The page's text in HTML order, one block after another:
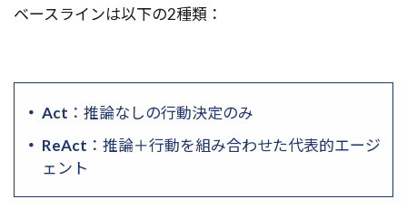
ベースラインは以下の2種類：
Act ：推論なしの行動決定のみ
ReAct ：推論＋行動を組み合わせた代表的エージ
ェント